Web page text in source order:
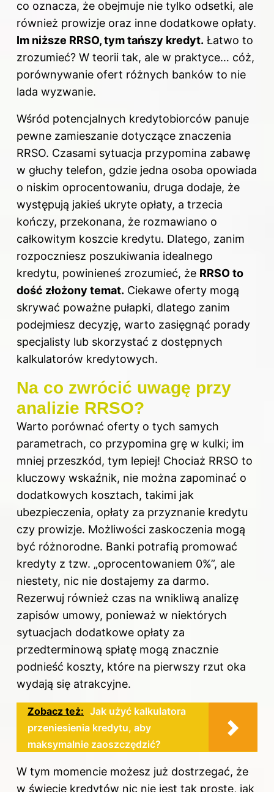
co oznacza, że obejmuje nie tylko odsetki, ale
również prowizje oraz inne dodatkowe opłaty.
Im niższe RRSO, tym tańszy kredyt. Łatwo to
zrozumieć? W teorii tak, ale w praktyce… cóż,
porównywanie ofert różnych banków to nie
lada wyzwanie.
Wśród potencjalnych kredytobiorców panuje
pewne zamieszanie dotyczące znaczenia
RRSO. Czasami sytuacja przypomina zabawę
w głuchy telefon, gdzie jedna osoba opowiada
o niskim oprocentowaniu, druga dodaje, że
występują jakieś ukryte opłaty, a trzecia
kończy, przekonana, że rozmawiano o
całkowitym koszcie kredytu. Dlatego, zanim
rozpoczniesz poszukiwania idealnego
kredytu, powinieneś zrozumieć, że RRSO to
dość złożony temat. Ciekawe oferty mogą
skrywać poważne pułapki, dlatego zanim
podejmiesz decyzję, warto zasięgnąć porady
specjalisty lub skorzystać z dostępnych
kalkulatorów kredytowych.
Na co zwrócić uwagę przy
analizie RRSO?
Warto porównać oferty o tych samych
parametrach, co przypomina grę w kulki; im
mniej przeszkód, tym lepiej! Chociaż RRSO to
kluczowy wskaźnik, nie można zapominać o
dodatkowych kosztach, takimi jak
ubezpieczenia, opłaty za przyznanie kredytu
czy prowizje. Możliwości zaskoczenia mogą
być różnorodne. Banki potrafią promować
kredyty z tzw. „oprocentowaniem 0%”, ale
niestety, nic nie dostajemy za darmo.
Rezerwuj również czas na wnikliwą analizę
zapisów umowy, ponieważ w niektórych
sytuacjach dodatkowe opłaty za
przedterminową spłatę mogą znacznie
podnieść koszty, które na pierwszy rzut oka
wydają się atrakcyjne.
Zobacz też: Jak użyć kalkulatora
przeniesienia kredytu, aby
maksymalnie zaoszczędzić?
W tym momencie możesz już dostrzegać, że
w świecie kredytów nic nie jest tak proste, jak